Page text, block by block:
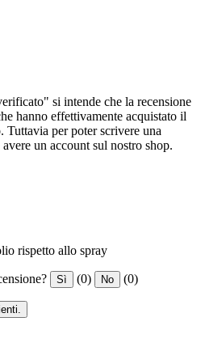
si intende che la recensione
hanno effettivamente acquistato il
Tuttavia per poter scrivere una
un account sul nostro shop.
rispetto allo spray
Sì (0) No (0)